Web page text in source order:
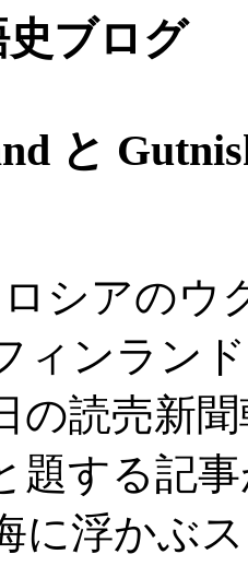
史ブログ
と
シアのウ
ィンラン
の読売新
題する記
に浮かぶ